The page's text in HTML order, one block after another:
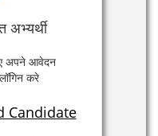
अभ्यर्थी
अपने आवेदन
करे
Candidate